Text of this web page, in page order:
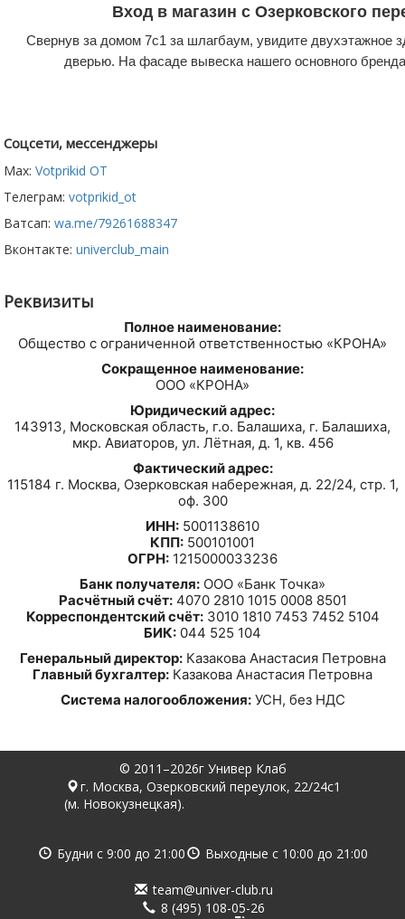
Вход в магазин с Озерковского
Свернув за домом 7с1 за шлагбаум, увидите двухэтажное
дверью. На фасаде вывеска нашего основного
Соцсети, мессенджеры
Max: Votprikid OT
Телеграм: votprikid_ot
Ватсап: wa.me/79261688347
Вконтакте: univerclub_main
Реквизиты
Полное наименование:
Общество с ограниченной ответственностью «КРОНА»
Сокращенное наименование:
ООО «КРОНА»
Юридический адрес:
143913, Московская область, г.о. Балашиха, г. Балашиха,
мкр. Авиаторов, ул. Лётная, д. 1, кв. 456
Фактический адрес:
115184 г. Москва, Озерковская набережная, д. 22/24, стр. 1,
оф. 300
ИНН: 5001138610
КПП: 500101001
ОГРН: 1215000033236
Банк получателя: ООО «Банк Точка»
Расчётный счёт:4070 2810 1015 0008 8501
Корреспондентский счёт:3010 1810 7453 7452 5104
БИК: 044 525 104
Генеральный директор:Казакова Анастасия Петровна
Главный бухгалтер: Казакова Анастасия Петровна
Система налогообложения:УСН, без НДС
© 2011–2026г Универ Клаб
г. Москва, Озерковский переулок, 22/24с1
(м. Новокузнецкая).
Будни с 9:00 до 21:00 Выходные с 10:00 до 21:00
team@univer-club.ru
8 (495) 108-05-26